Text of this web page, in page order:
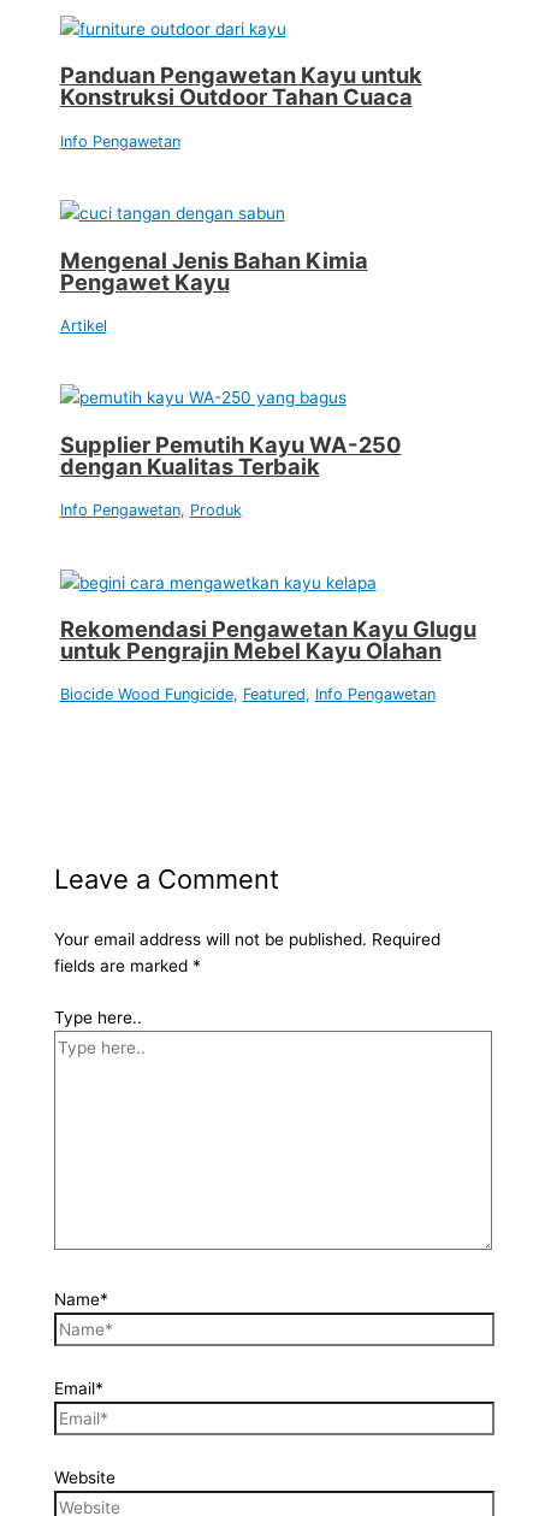
Panduan Pengawetan Kayu untuk
Konstruksi Outdoor Tahan Cuaca
Info Pengawetan
Mengenal Jenis Bahan Kimia
Pengawet Kayu
Artikel
Supplier Pemutih Kayu WA-250
dengan Kualitas Terbaik
Info Pengawetan, Produk
Rekomendasi Pengawetan Kayu Glugu
untuk Pengrajin Mebel Kayu Olahan
Biocide Wood Fungicide, Featured, Info Pengawetan
Leave a Comment
Your email address will not be published. Required
fields are marked *
Type here..
Name*
Email*
Website